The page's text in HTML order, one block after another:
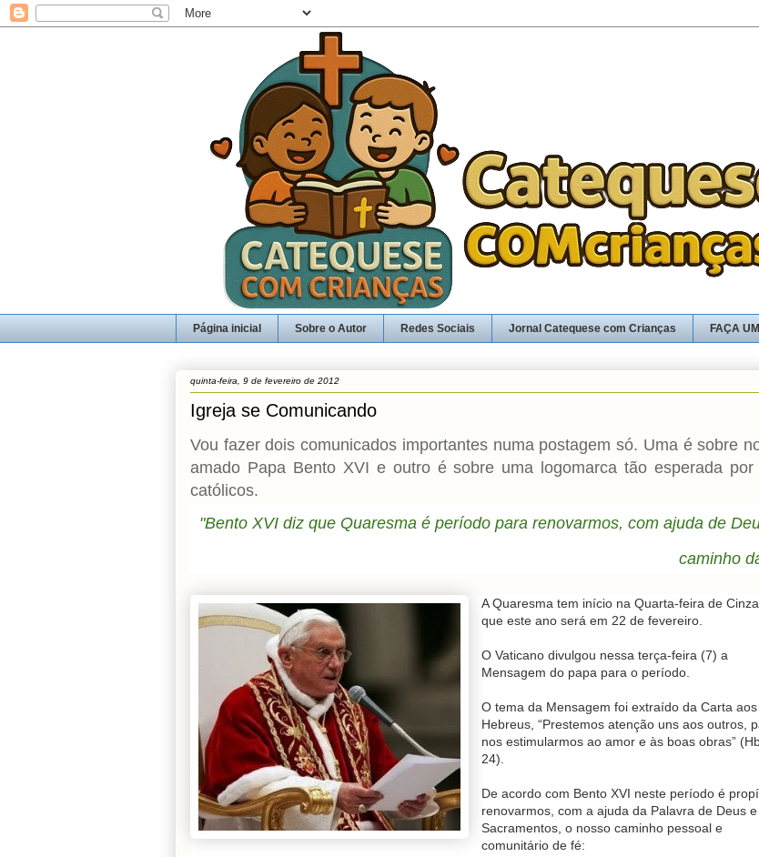
Página inicial Sobre o Autor Redes Sociais Jornal Catequese com Crianças FAÇA
quinta-feira, 9 de fevereiro de 2012
Igreja se Comunicando
Vou fazer dois comunicados importantes numa postagem só. Uma é sobre
amado Papa Bento XVI e outro é sobre uma logomarca tão esperada por
católicos.
"Bento XVI diz que Quaresma é período para renovarmos, com ajuda de
caminho
A Quaresma tem início na Quarta-feira de
que este ano será em 22 de fevereiro.
O Vaticano divulgou nessa terça-feira (7) a
Mensagem do papa para o período.
O tema da Mensagem foi extraído da Carta aos
Hebreus, “Prestemos atenção uns aos outros,
nos estimularmos ao amor e às boas obras”
24).
De acordo com Bento XVI neste período é
renovarmos, com a ajuda da Palavra de Deus
Sacramentos, o nosso caminho pessoal e
comunitário de fé: